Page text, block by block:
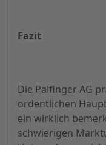
Fazit
Die Palfinger AG
ordentlichen
ein wirklich
schwierigen